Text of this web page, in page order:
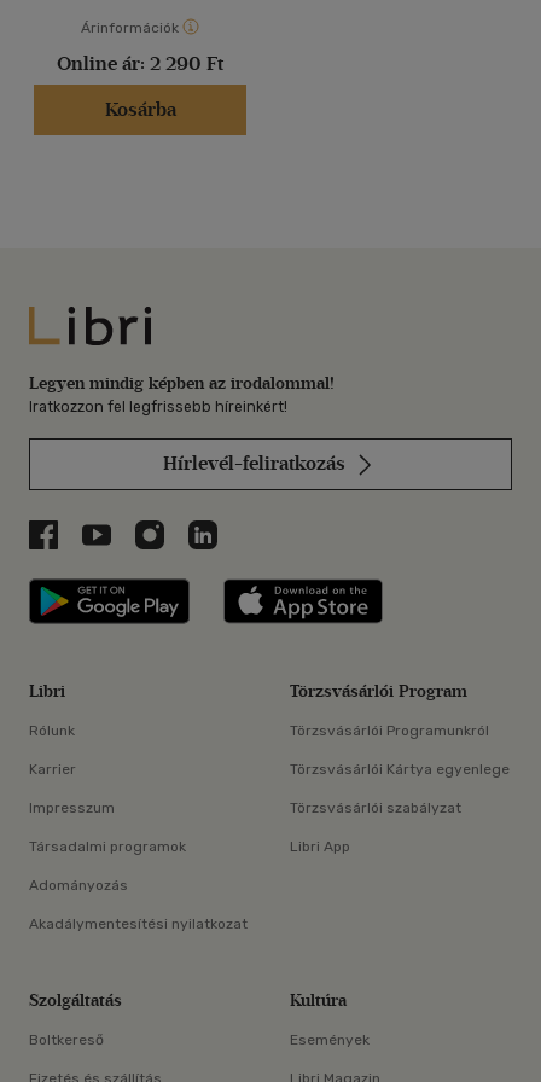
Árinformációk
Online ár: 2 290 Ft
Kosárba
Libri
Legyen mindig képben az irodalommal!
Iratkozzon fel legfrissebb híreinkért!
Hírlevél-feliratkozás
Libri a Facebookon
Libri a Youtube-on
Libri az Instagramon
Libri a LinkedInen
Libri applikáció Szerezd meg: Google
Libri
Rólunk
Karrier
Impresszum
Társadalmi programok
Adományozás
Akadálymentesítési nyilatkozat
Törzsvásárlói Program
Törzsvásárlói Programunkról
Törzsvásárlói Kártya egyenlege
Törzsvásárlói szabályzat
Libri App
Szolgáltatás
Boltkereső
Fizetés és szállítás
Kultúra
Események
Libri Magazin